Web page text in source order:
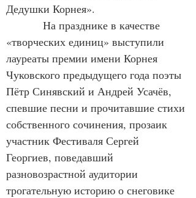
Дедушки Корнея».
«творческих единиц» выступили
лауреаты премии имени Корнея
Чуковского предыдущего года поэты
Пётр Синявский и Андрей Усачёв,
спевшие песни и прочитавшие стихи
собственного сочинения, прозаик
участник Фестиваля Сергей
Георгиев, поведавший
разновозрастной аудитории
трогательную историю о снеговике